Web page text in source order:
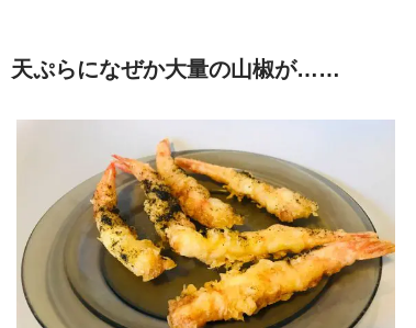
天ぷらになぜか大量の山椒が……